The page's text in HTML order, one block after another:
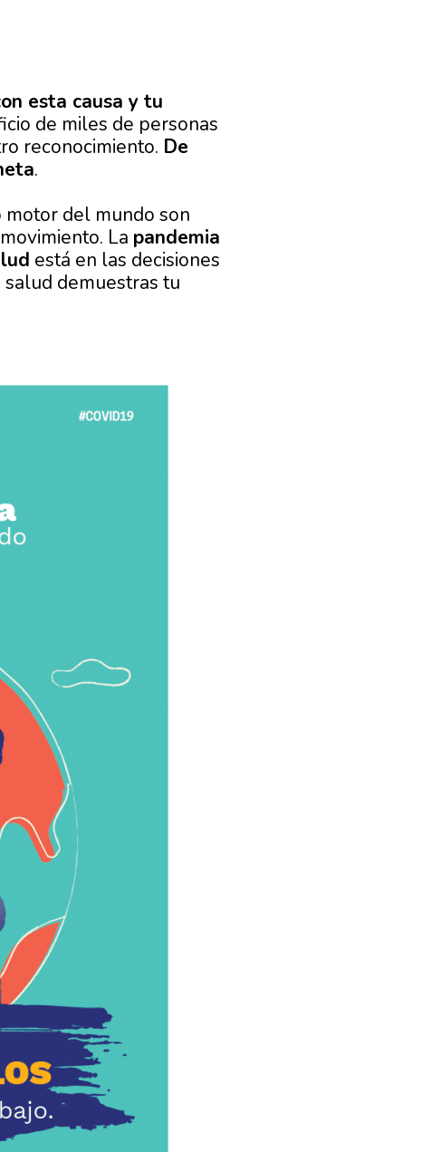
esta causa y tu
de miles de personas
reconocimiento. De
.
motor del mundo son
La pandemia
está en las decisiones
demuestras tu